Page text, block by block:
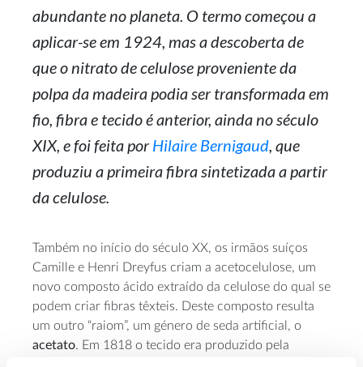
abundante no planeta. O termo começou a
aplicar-se em 1924, mas a descoberta de
que o nitrato de celulose proveniente da
polpa da madeira podia ser transformada em
fio, fibra e tecido é anterior, ainda no século
XIX, e foi feita porHilaire Bernigaud, que
produziu a primeira fibra sintetizada a partir
da celulose.
Também no início do século XX, os irmãos suíços
Camille e Henri Dreyfus criam a acetocelulose, um
novo composto ácido extraído da celulose do qual se
podem criar fibras têxteis. Deste composto resulta
um outro “raiom”, um género de seda artificial, o
acetato. Em 1818 o tecido era produzido pela